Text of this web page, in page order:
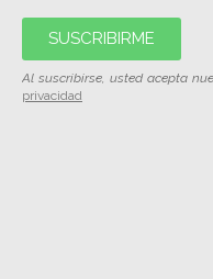
SUSCRIBIRME
Al suscribirse, usted acepta
privacidad